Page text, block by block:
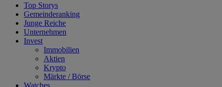
Top Storys
Gemeinderanking
Junge Reiche
Unternehmen
Invest
Immobilien
Aktien
Krypto
Märkte / Börse
Watches